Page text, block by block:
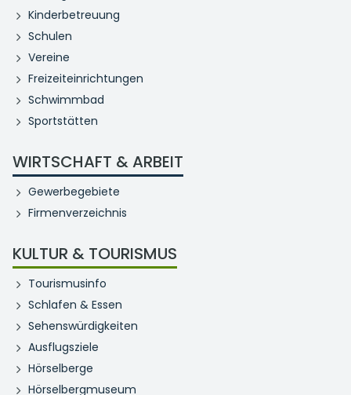
Kinderbetreuung
Schulen
Vereine
Freizeiteinrichtungen
Schwimmbad
Sportstätten
WIRTSCHAFT & ARBEIT
Gewerbegebiete
Firmenverzeichnis
KULTUR & TOURISMUS
Tourismusinfo
Schlafen & Essen
Sehenswürdigkeiten
Ausflugsziele
Hörselberge
Hörselbergmuseum